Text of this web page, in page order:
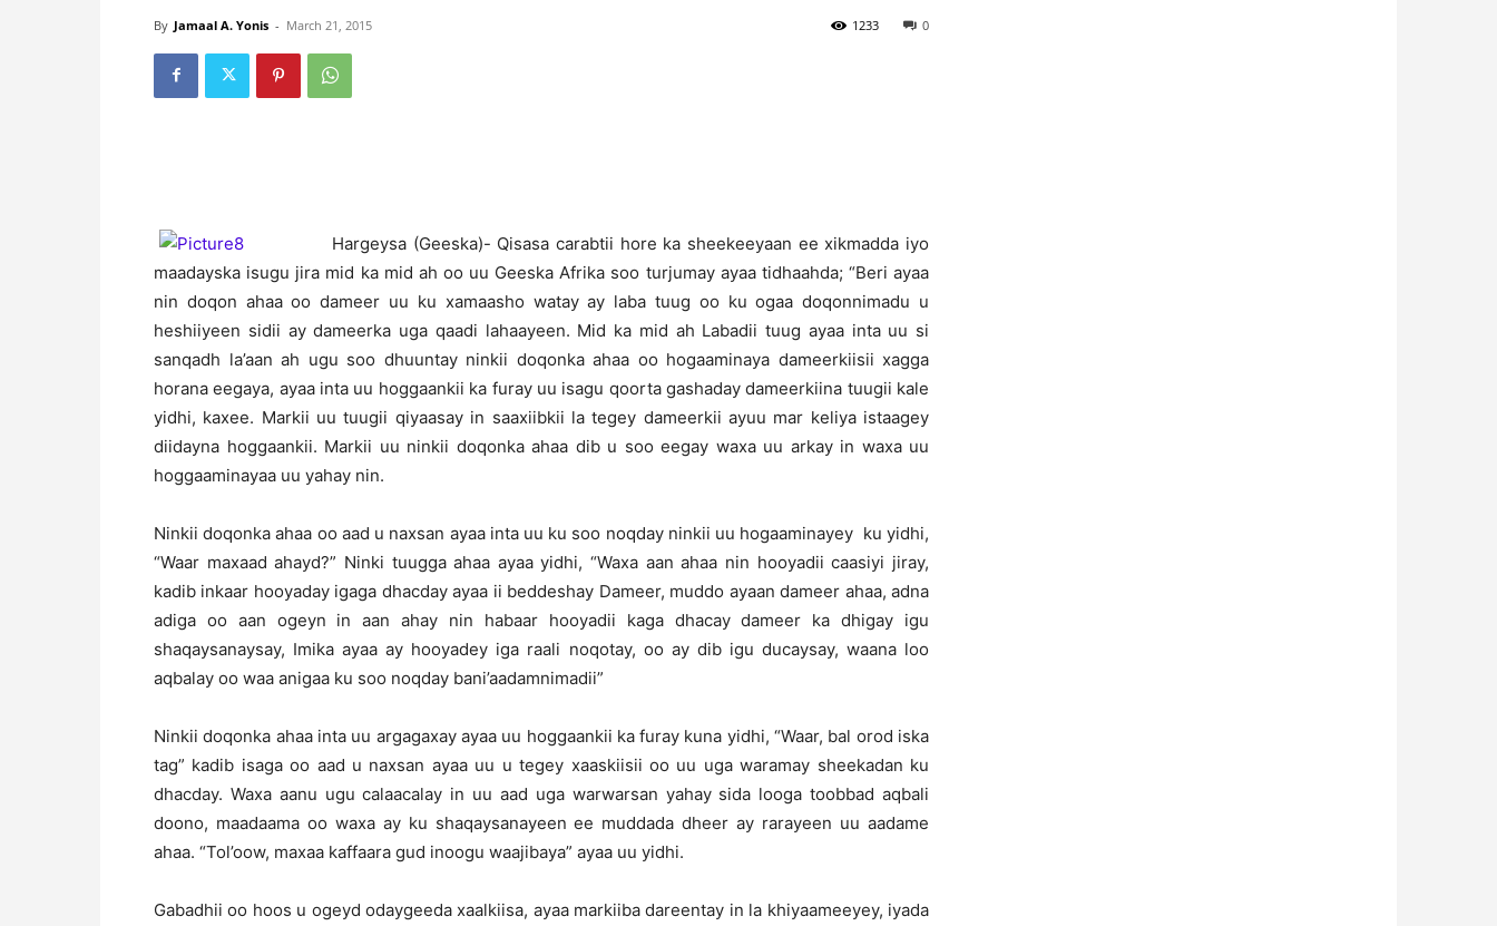
By Jamaal A. Yonis - March 21, 2015 0
1233
Hargeysa (Geeska)- Qisasa carabtii hore ka sheekeeyaan ee xikmadda iyo
maadayska isugu jira mid ka mid ah oo uu Geeska Afrika soo turjumay ayaa tidhaahda; “Beri ayaa
nin doqon ahaa oo dameer uu ku xamaasho watay ay laba tuug oo ku ogaa doqonnimadu u
heshiiyeen sidii ay dameerka uga qaadi lahaayeen. Mid ka mid ah Labadii tuug ayaa inta uu si
sanqadh la’aan ah ugu soo dhuuntay ninkii doqonka ahaa oo hogaaminaya dameerkiisii xagga
horana eegaya, ayaa inta uu hoggaankii ka furay uu isagu qoorta gashaday dameerkiina tuugii kale
yidhi, kaxee. Markii uu tuugii qiyaasay in saaxiibkii la tegey dameerkii ayuu mar keliya istaagey
diidayna hoggaankii. Markii uu ninkii doqonka ahaa dib u soo eegay waxa uu arkay in waxa uu
hoggaaminayaa uu yahay nin.
Ninkii doqonka ahaa oo aad u naxsan ayaa inta uu ku soo noqday ninkii uu hogaaminayey ku yidhi,
“Waar maxaad ahayd?” Ninki tuugga ahaa ayaa yidhi, “Waxa aan ahaa nin hooyadii caasiyi jiray,
kadib inkaar hooyaday igaga dhacday ayaa ii beddeshay Dameer, muddo ayaan dameer ahaa, adna
adiga oo aan ogeyn in aan ahay nin habaar hooyadii kaga dhacay dameer ka dhigay igu
shaqaysanaysay, Imika ayaa ay hooyadey iga raali noqotay, oo ay dib igu ducaysay, waana loo
aqbalay oo waa anigaa ku soo noqday bani’aadamnimadii”
Ninkii doqonka ahaa inta uu argagaxay ayaa uu hoggaankii ka furay kuna yidhi, “Waar, bal orod iska
tag” kadib isaga oo aad u naxsan ayaa uu u tegey xaaskiisii oo uu uga waramay sheekadan ku
dhacday. Waxa aanu ugu calaacalay in uu aad uga warwarsan yahay sida looga toobbad aqbali
doono, maadaama oo waxa ay ku shaqaysanayeen ee muddada dheer ay rarayeen uu aadame
ahaa. “Tol’oow, maxaa kaffaara gud inoogu waajibaya” ayaa uu yidhi.
Gabadhii oo hoos u ogeyd odaygeeda xaalkiisa, ayaa markiiba dareentay in la khiyaameeyey, iyada